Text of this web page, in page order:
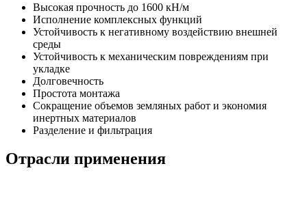
Высокая прочность до 1600 кН/м
Исполнение комплексных функций
Устойчивость к негативному воздействию внешней
среды
Устойчивость к механическим повреждениям при
укладке
Долговечность
Простота монтажа
Сокращение объемов земляных работ и экономия
инертных материалов
Разделение и фильтрация
Отрасли применения